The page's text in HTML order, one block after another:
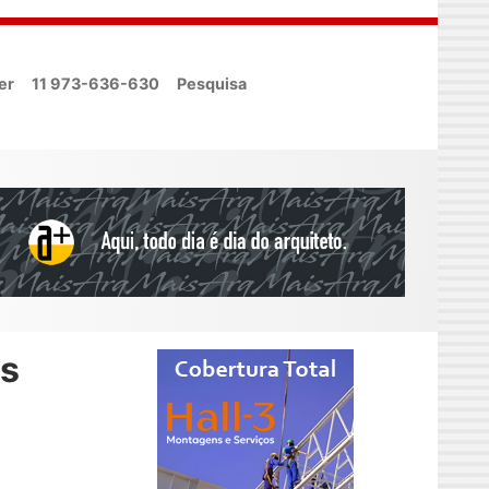
11 973-636-630 Pesquisa